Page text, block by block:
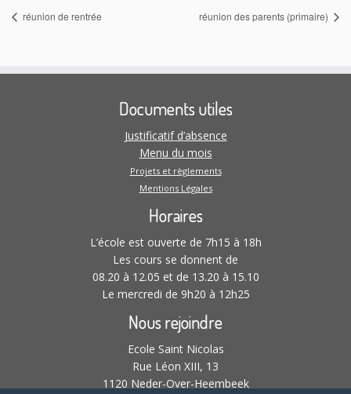
réunion de rentrée réunion des parents (primaire)
Documents utiles
Justificatif d’absence
Menu du mois
Projets et règlements
Mentions Légales
Horaires
L’école est ouverte de 7h15 à 18h
Les cours se donnent de
08.20 à 12.05 et de 13.20 à 15.10
Le mercredi de 9h20 à 12h25
Nous rejoindre
Ecole Saint Nicolas
Rue Léon XIII, 13
1120 Neder-Over-Heembeek